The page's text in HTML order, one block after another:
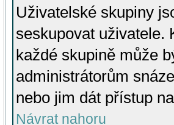
Uživatelské skupiny
seskupovat uživatele.
každé skupině může
administrátorům
nebo jim dát přístup
Návrat nahoru